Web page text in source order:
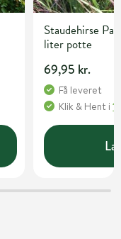
Staudehirse
liter potte
69,95 kr.
Få leveret
Klik & Hent i